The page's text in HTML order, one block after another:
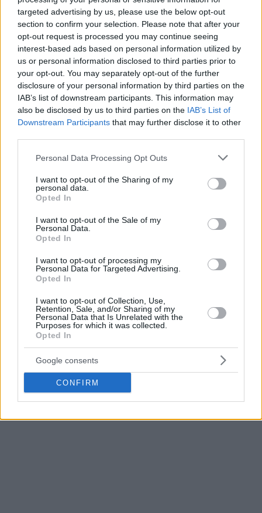
targeted advertising by us, please use the below opt-out
section to confirm your selection. Please note that after your
opt-out request is processed you may continue seeing
interest-based ads based on personal information utilized by
us or personal information disclosed to third parties prior to
your opt-out. You may separately opt-out of the further
disclosure of your personal information by third parties on the
IAB’s list of downstream participants. This information may
also be disclosed by us to third parties on the IAB’s List of
Downstream Participants that may further disclose it to other
Please note that this website/app uses one or more Google
not limited to your visit or usage behaviour. You may click to
grant or deny consent to Google and its third-party tags to
use your data for below specified purposes in below Google
consent section.
Personal Data Processing Opt Outs
I want to opt-out of the Sharing of my
personal data.
Opted In
I want to opt-out of the Sale of my
Personal Data.
Opted In
I want to opt-out of processing my
Personal Data for Targeted Advertising.
Opted In
I want to opt-out of Collection, Use,
Retention, Sale, and/or Sharing of my
Personal Data that Is Unrelated with the
Purposes for which it was collected.
Opted In
Google consents
CONFIRM
Έβανς:
“ΟΜακΚίσικθα είναι στη 12άδα μαζί μας, αλλά ο
, ο Φαλ και ο Έβανς προφανώς είναι έξω”,
δήλωσε ο Γιώργος Μπαρτζώκας από την αίθουσα
αναχωρήσεων του “Ελευθέριος Βενιζέλος”.
Διαβάστε ακόμα